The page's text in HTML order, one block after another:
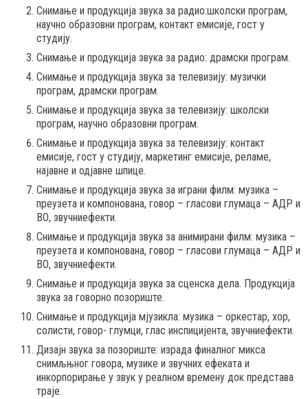
Снимање и продукција звука за радио:школски програм,
научно образовни програм, контакт емисије, гост у
студију.
Снимање и продукција звука за радио: драмски програм.
Снимање и продукција звука за телевизију: музички
програм, драмски програм.
Снимање и продукција звука за телевизију: школски
програм, научно образовни програм.
Снимање и продукција звука за телевизију: контакт
емисије, гост у студију, маркетинг емисије, реламе,
најавне и одјавне шпице.
Снимање и продукција звука за играни филм: музика –
преузета и компонована, говор – гласови глумаца – АДР и
ВО, звучниефекти.
Снимање и продукција звука за анимирани филм: музика –
преузета и компонована, говор – гласови глумаца – АДР и
ВО, звучниефекти.
Снимање и продукција звука за сценска дела. Продукција
звука за говорно позориште.
Снимање и продукција мјузикла: музика – оркестар, хор,
солисти, говор- глумци, глас инспицијента, звучниефекти.
Дизајн звука за позориште: израда финалног микса
снимљњног говора, музике и звучних ефеката и
инкорпорирање у звук у реалном времену док представа
траје.